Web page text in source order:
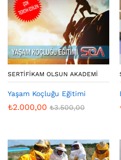
SERTIFIKAM OLSUN AKADEMI
Yaşam Koçluğu Eğitimi
₺2.000,00 ₺3.500,00